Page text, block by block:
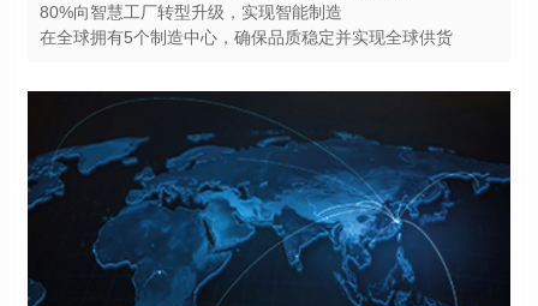
80%向智慧工厂转型升级，实现智能制造
在全球拥有5个制造中心，确保品质稳定并实现全球供货